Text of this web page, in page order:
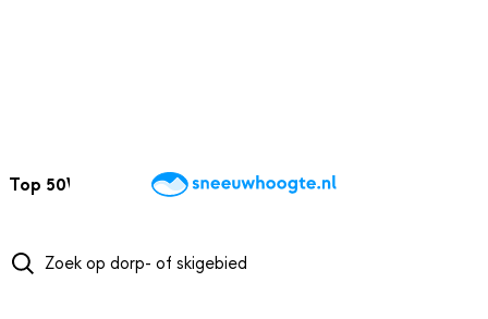
Top 50Webcams WintersportweerKaarten